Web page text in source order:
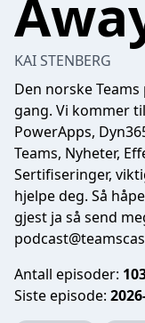
KAI STENBERG
Den norske
gang. Vi kommer
PowerApps,
Teams, Nyheter,
Sertifiseringer,
hjelpe deg. Så
gjest ja så send
Antall episoder:
Siste episode: